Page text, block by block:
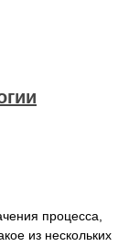
процесса,
из нескольких